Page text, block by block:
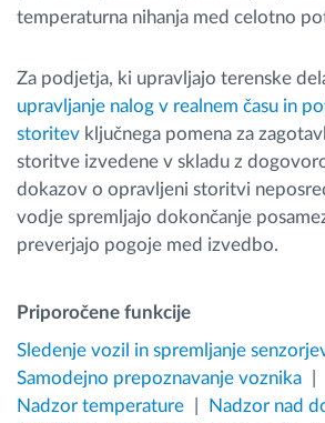
temperaturna nihanja med celotno
Za podjetja, ki upravljajo terenske
upravljanje nalog v realnem času in
storitev ključnega pomena za
storitve izvedene v skladu z
dokazov o opravljeni storitvi
vodje spremljajo dokončanje
preverjajo pogoje med izvedbo.
Priporočene funkcije
Sledenje vozil in spremljanje
Samodejno prepoznavanje voznika
Nadzor temperature
Nadzor nad